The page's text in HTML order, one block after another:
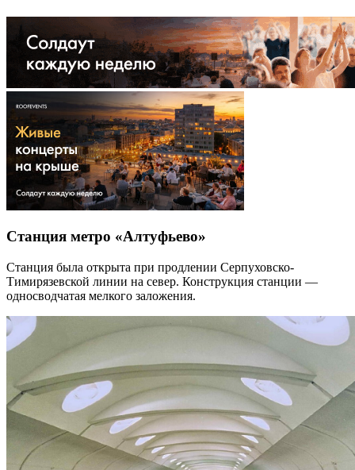
Станция метро «Алтуфьево»
Станция была открыта при продлении Серпуховско-
Тимирязевской линии на север. Конструкция станции —
односводчатая мелкого заложения.